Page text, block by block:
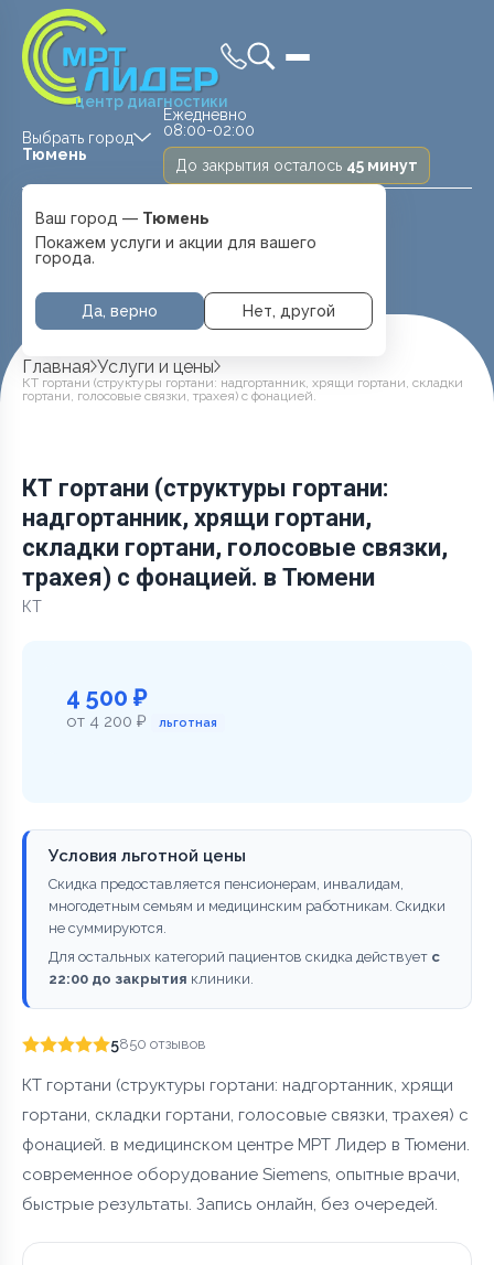
центр диагностики
Выбрать город
Тюмень
Medland —
детская клиника
Тюмень
Ежедневно
08:00-02:00
До закрытия осталось 45 минут
08:00 — 20:00
Ваш город — Тюмень
Покажем услуги и акции для вашего
города.
Да, верно Нет, другой
Главная Услуги и цены
КТ гортани (структуры гортани: надгортанник, хрящи гортани, складки
гортани, голосовые связки, трахея) с фонацией.
КТ гортани (структуры гортани:
надгортанник, хрящи гортани,
складки гортани, голосовые связки,
трахея) с фонацией. в Тюмени
КТ
4 500 ₽
от 4 200 ₽ льготная
Условия льготной цены
Скидка предоставляется пенсионерам, инвалидам,
многодетным семьям и медицинским работникам. Скидки
не суммируются.
Для остальных категорий пациентов скидка действует с
22:00 до закрытия клиники.
5850 отзывов
КТ гортани (структуры гортани: надгортанник, хрящи
гортани, складки гортани, голосовые связки, трахея) с
фонацией. в медицинском центре МРТ Лидер в Тюмени.
современное оборудование Siemens, опытные врачи,
быстрые результаты. Запись онлайн, без очередей.